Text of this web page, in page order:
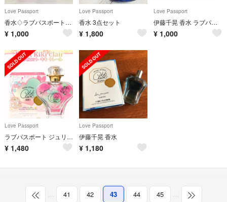
Love Passport
香水♢ラブパスポート♢クリスタル ルナ
¥ 1,000
Love Passport
香水 3点セット
¥ 1,800
Love Passport
伊藤千晃 香水 ラブパスポート
¥ 1,000
Love Passport
ラブパスポート ジュリエット キキ クレール オードパルファム Disney
¥ 1,480
Love Passport
伊藤千晃 香水
¥ 1,180
… 41 42 43 44 45 …